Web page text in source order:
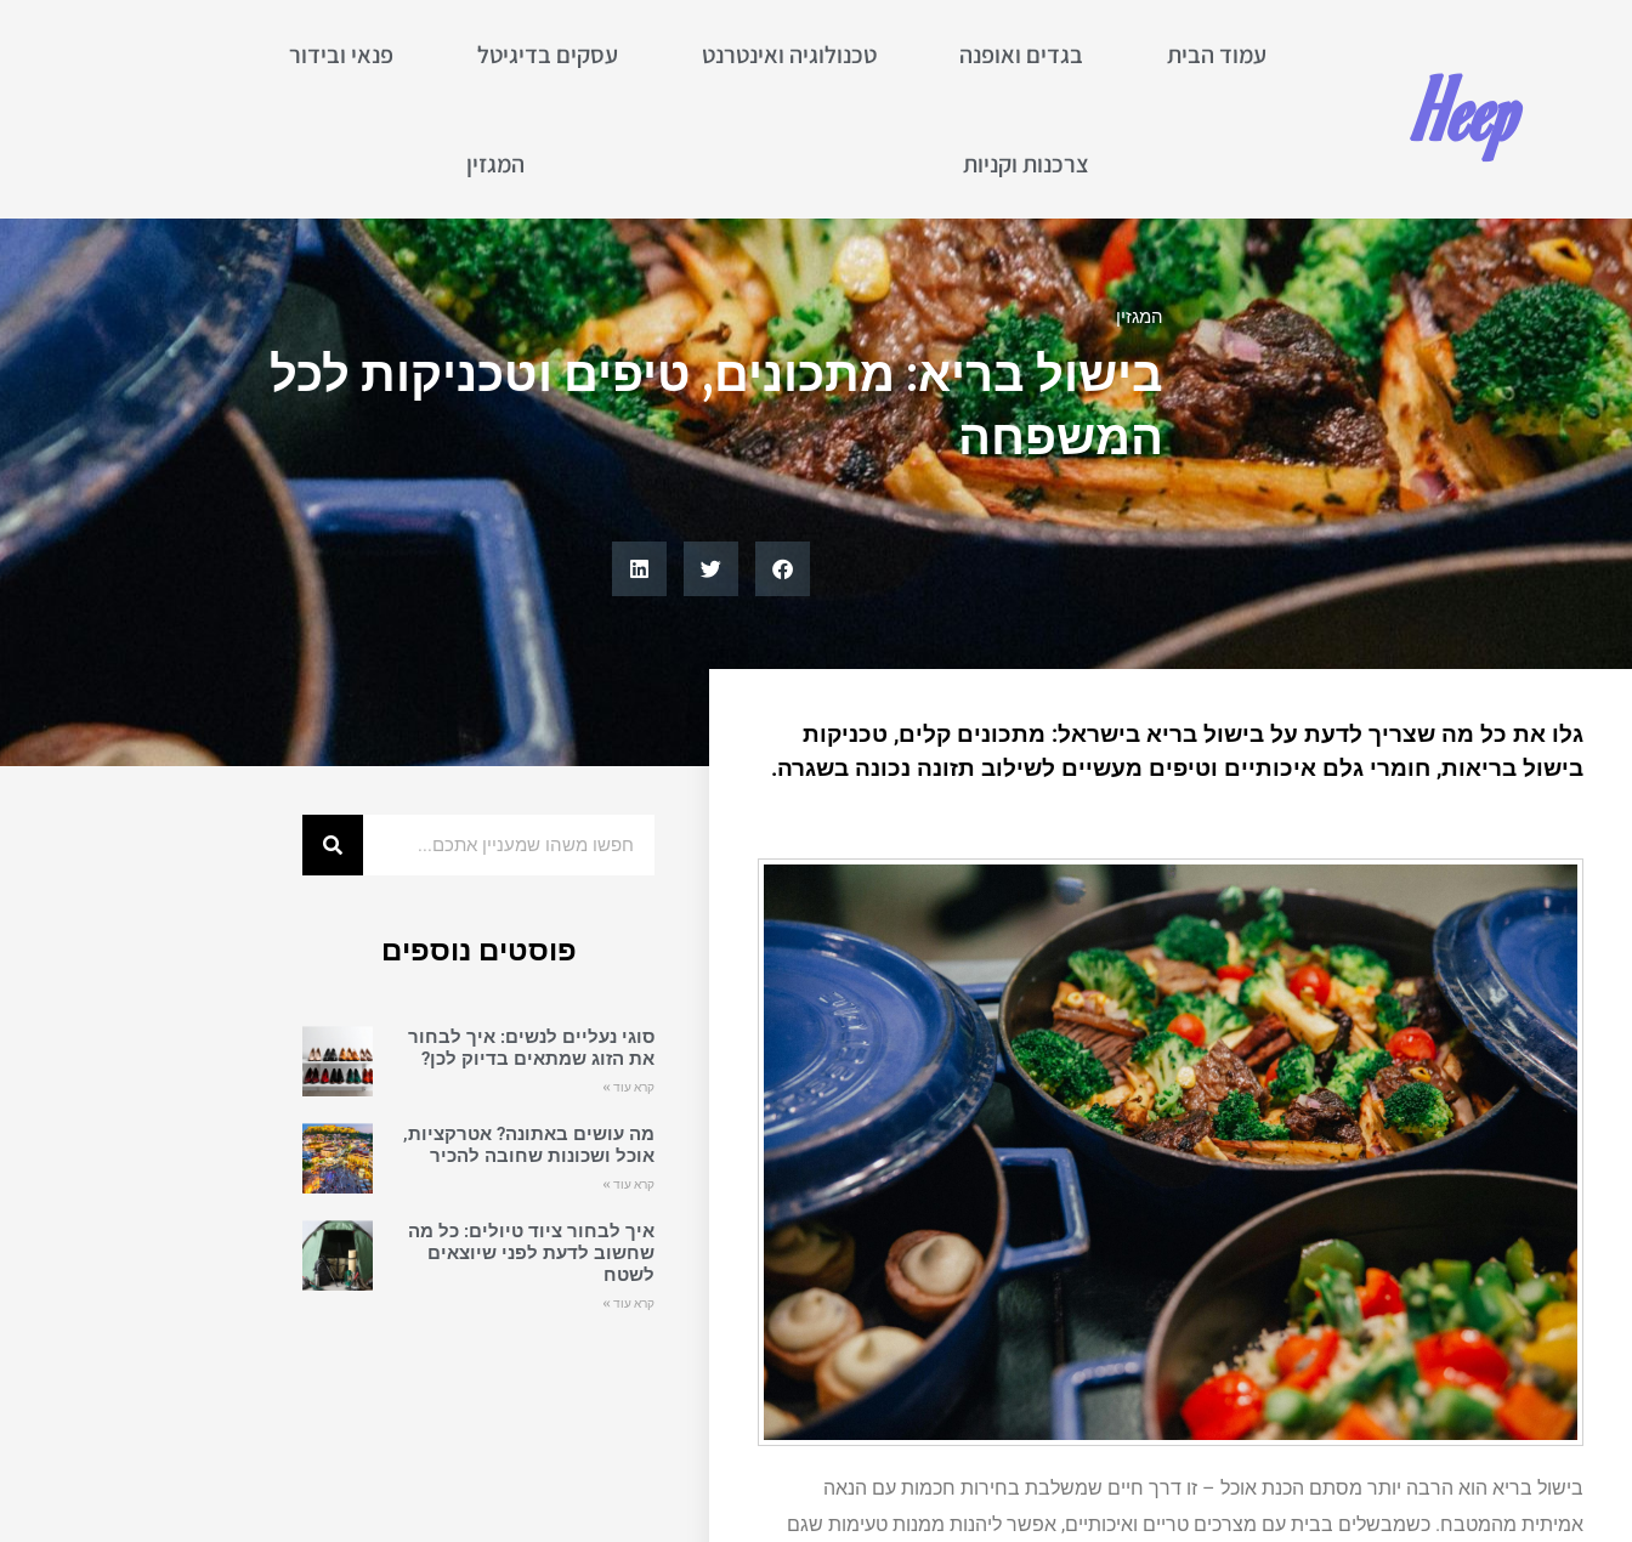
Heep עמוד הבית בגדים ואופנה טכנולוגיה ואינטרנט עסקים בדיגיטל פנאי ובידור
צרכנות וקניות המגזין
המגזין
בישול בריא: מתכונים, טיפים וטכניקות לכל
המשפחה
גלו את כל מה שצריך לדעת על בישול בריא בישראל: מתכונים קלים, טכניקות
בישול בריאות, חומרי גלם איכותיים וטיפים מעשיים לשילוב תזונה נכונה בשגרה.
בישול בריא הוא הרבה יותר מסתם הכנת אוכל – זו דרך חיים שמשלבת בחירות חכמות עם הנאה
אמיתית מהמטבח. כשמבשלים בבית עם מצרכים טריים ואיכותיים, אפשר ליהנות ממנות טעימות שגם
פוסטים נוספים
סוגי נעליים לנשים: איך לבחור
את הזוג שמתאים בדיוק לכן?
קרא עוד »
מה עושים באתונה? אטרקציות,
אוכל ושכונות שחובה להכיר
קרא עוד »
איך לבחור ציוד טיולים: כל מה
שחשוב לדעת לפני שיוצאים
לשטח
קרא עוד »